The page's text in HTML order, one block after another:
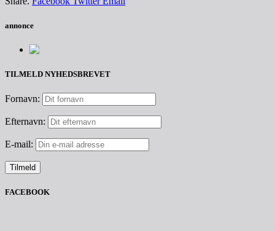
annonce
TILMELD NYHEDSBREVET
Fornavn:
Efternavn:
E-mail:
FACEBOOK